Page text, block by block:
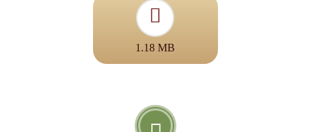
1.18 MB